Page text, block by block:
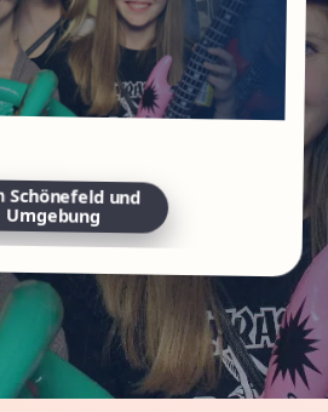
Schönefeld und
Umgebung